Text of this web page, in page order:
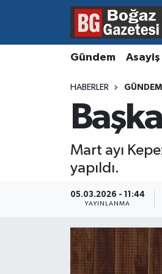
Gündem Asayiş
HABERLER GÜNDEM
Mart ayı
yapıldı.
05.03.2026 - 11:44
YAYINLANMA
Asayiş
Kültür ve Sanat
Resmi İlanlar
Hava Durumu
Süper Lig Puan Durumu
Son Dakika Haberleri
Haber Arşivi